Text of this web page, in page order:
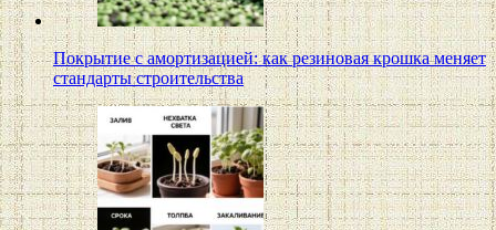
Покрытие с амортизацией: как резиновая крошка меняет
стандарты строительства